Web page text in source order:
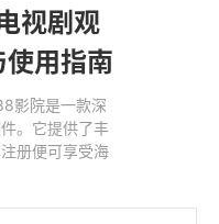
视剧观
用指南
影院是一款深
。它提供了丰
册便可享受海